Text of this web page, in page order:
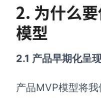
2. 为什么
模型
2.1 产品早期化呈
产品MVP模型将